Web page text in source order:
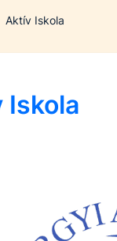
Aktív Iskola
Iskola